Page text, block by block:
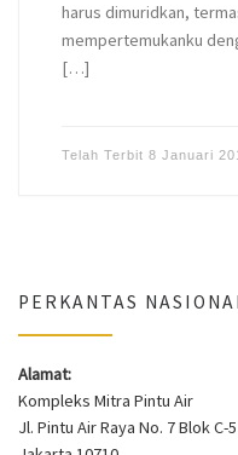
harus dimuridkan,
mempertemukanku
[…]
Telah Terbit 8 Januari
PERKANTAS
Alamat:
Kompleks Mitra Pintu Air
Jl. Pintu Air Raya No. 7 Blok C-5